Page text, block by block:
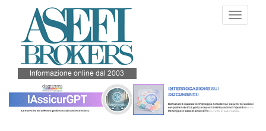
contenuto
principale
Toggle